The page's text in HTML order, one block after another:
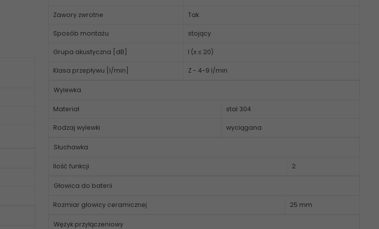
Zawory zwrotne Tak
Sposób montażu stojący
Grupa akustyczna [dB] I (x ≤ 20)
Klasa przepływu [l/min] Z - 4-9 l/min
Wylewka
Materiał stal 304
Rodzaj wylewki wyciągana
Słuchawka
Ilość funkcji 2
Głowica do baterii
Rozmiar głowicy ceramicznej 25 mm
Wężyk przyłączeniowy